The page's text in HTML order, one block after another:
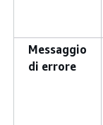
Messaggio
di errore